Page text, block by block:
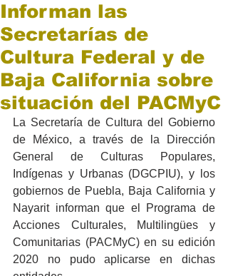
Informan las
Secretarías de
Cultura Federal y de
Baja California sobre
situación del PACMyC
La Secretaría de Cultura del Gobierno
de México, a través de la Dirección
General de Culturas Populares,
Indígenas y Urbanas (DGCPIU), y los
gobiernos de Puebla, Baja California y
Nayarit informan que el Programa de
Acciones Culturales, Multilingües y
Comunitarias (PACMyC) en su edición
2020 no pudo aplicarse en dichas